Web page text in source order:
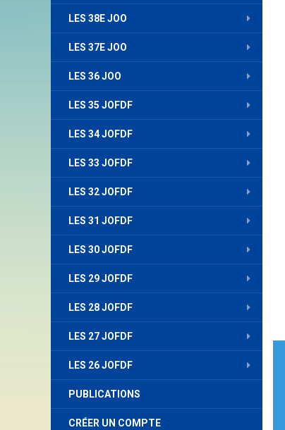
LES 38E JOO
LES 37E JOO
LES 36 JOO
LES 35 JOFDF
LES 34 JOFDF
LES 33 JOFDF
LES 32 JOFDF
LES 31 JOFDF
LES 30 JOFDF
LES 29 JOFDF
LES 28 JOFDF
LES 27 JOFDF
LES 26 JOFDF
PUBLICATIONS
CRÉER UN COMPTE